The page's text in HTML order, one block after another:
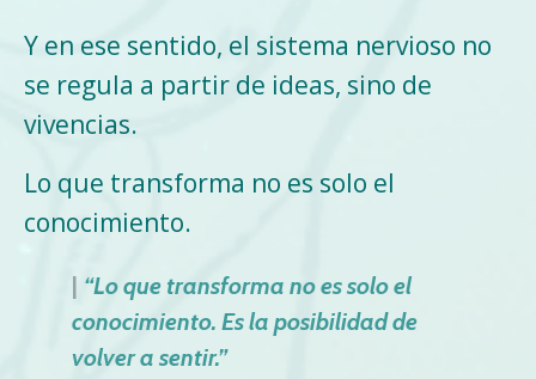
Y en ese sentido, el sistema nervioso no
se regula a partir de ideas, sino de
vivencias.
Lo que transforma no es solo el
conocimiento.
| “Lo que transforma no es solo el
conocimiento. Es la posibilidad de
volver a sentir.”